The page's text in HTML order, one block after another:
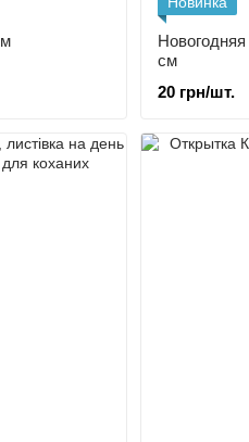
см
20 грн/шт.